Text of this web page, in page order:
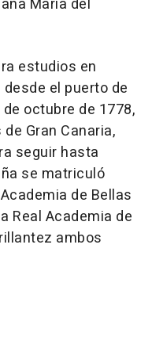
María del
estudios en
el puerto de
octubre de 1778,
Gran Canaria,
seguir hasta
se matriculó
de Bellas
Real Academia de
ambos